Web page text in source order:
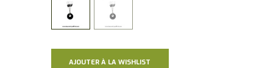
AJOUTER À LA WISHLIST